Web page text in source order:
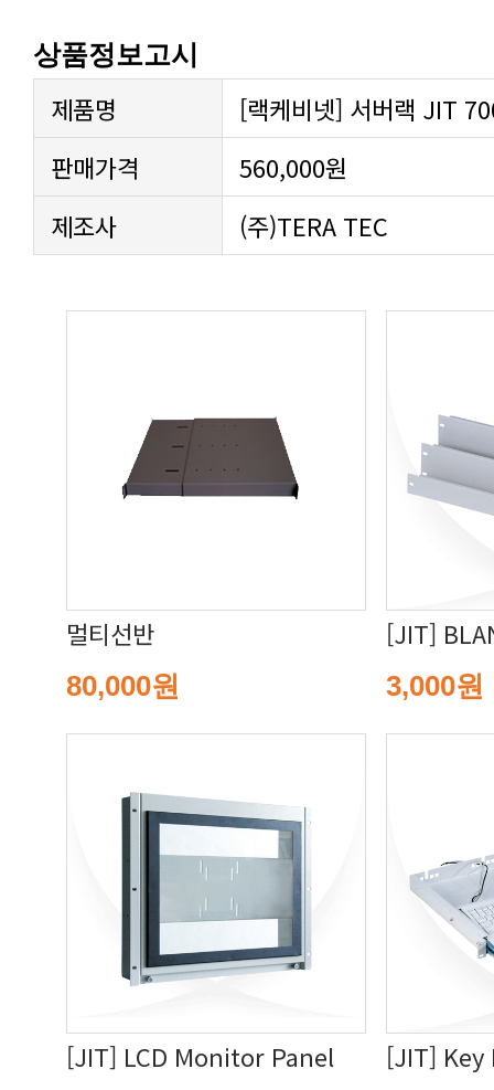
상품정보고시
제품명
[랙케비넷] 서버랙 JIT
판매가격
560,000원
제조사
(주)TERA TEC
멀티선반
80,000원
[JIT]
3,000원
[JIT] LCD Monitor Panel [JIT]